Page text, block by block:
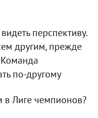
перспективу.
другим, прежде
по-другому
Лиге чемпионов?